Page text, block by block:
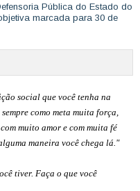
Pública do Estado do
marcada para 30 de
social que você tenha na
como meta muita força,
muito amor e com muita fé
maneira você chega lá."
tiver. Faça o que você